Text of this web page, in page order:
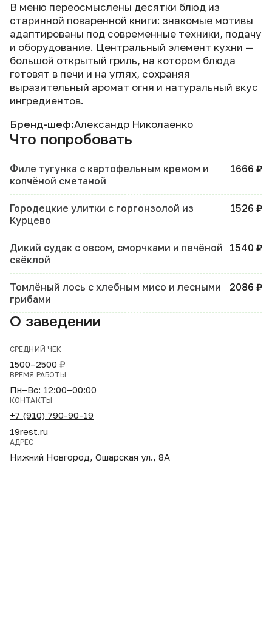
В меню переосмыслены десятки блюд из
старинной поваренной книги: знакомые мотивы
адаптированы под современные техники, подачу
и оборудование. Центральный элемент кухни —
большой открытый гриль, на котором блюда
готовят в печи и на углях, сохраняя
выразительный аромат огня и натуральный вкус
ингредиентов.
Бренд-шеф:Александр Николаенко
Что попробовать
Филе тугунка с картофельным кремом и
копчёной сметаной
1666 ₽
Городецкие улитки с горгонзолой из
Курцево
1526 ₽
Дикий судак с овсом, сморчками и печёной
свёклой
1540 ₽
Томлёный лось с хлебным мисо и лесными
грибами
2086 ₽
О заведении
СРЕДНИЙ ЧЕК
1500–2500 ₽
ВРЕМЯ РАБОТЫ
Пн–Вс: 12:00–00:00
КОНТАКТЫ
+7 (910) 790-90-19
19rest.ru
АДРЕС
Нижний Новгород, Ошарская ул., 8А